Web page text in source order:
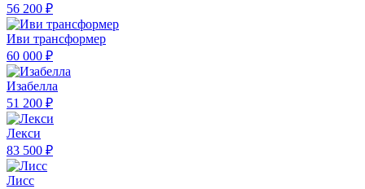
56 200 ₽
Иви трансформер
60 000 ₽
Изабелла
51 200 ₽
Лекси
83 500 ₽
Лисс